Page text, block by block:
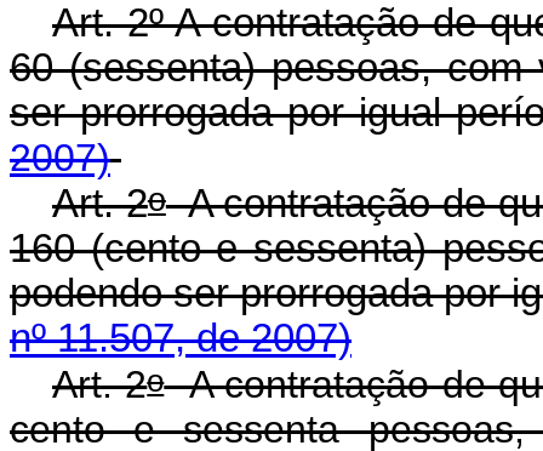
Art. 2º A contratação de
60 (sessenta) pessoas,
ser prorrogada por igual
2007)
Art. 2oA contratação de
160 (cento e sessenta)
podendo ser prorrogada por
nº 11.507, de 2007)
Art. 2oA contratação de
cento e sessenta